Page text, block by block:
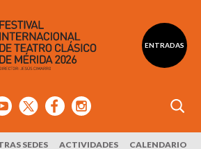
ENTRADAS
SEDES ACTIVIDADES
CALENDARIO